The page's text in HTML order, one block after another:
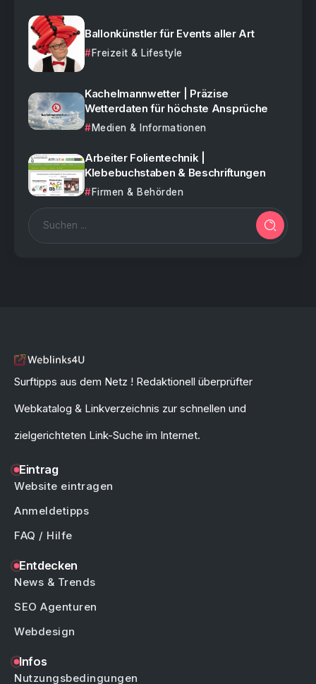
Ballonkünstler für Events aller Art
Freizeit & Lifestyle
Kachelmannwetter | Präzise
Wetterdaten für höchste Ansprüche
Medien & Informationen
Arbeiter Folientechnik |
Klebebuchstaben & Beschriftungen
Firmen & Behörden
Surftipps aus dem Netz ! Redaktionell überprüfter
Webkatalog & Linkverzeichnis zur schnellen und
zielgerichteten Link-Suche im Internet.
Eintrag
Website eintragen
Anmeldetipps
FAQ / Hilfe
Entdecken
News & Trends
SEO Agenturen
Webdesign
Infos
Nutzungsbedingungen